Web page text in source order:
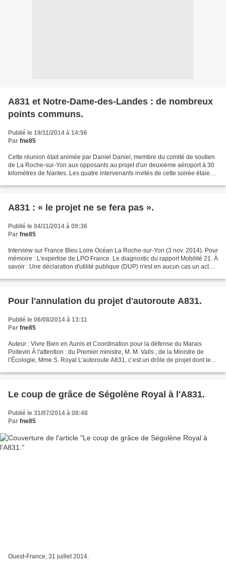
A831 et Notre-Dame-des-Landes : de nombreux
points communs.
Publié le 19/11/2014 à 14:56
Par fne85
Cette réunion était animée par Daniel Daniel, membre du comité de soutien
de La Roche-sur-Yon aux opposants au projet d'un deuxième aéroport à 30
kilomètres de Nantes. Les quatre intervenants invités de cette soirée étaient
A831 : « le projet ne se fera pas ».
Publié le 04/11/2014 à 09:36
Par fne85
Interview sur France Bleu Loire Océan La Roche-sur-Yon (3 nov. 2014). Pour
mémoire : L'expertise de LPO France. Le diagnostic du rapport Mobilité 21. À
savoir : Une déclaration d'utilité publique (DUP) n'est en aucun cas un acte
Pour l'annulation du projet d'autoroute A831.
Publié le 06/08/2014 à 13:11
Par fne85
Auteur : Vivre Bien en Aunis et Coordination pour la défense du Marais
Poitevin À l'attention : du Premier ministre, M. M. Valls ; de la Ministre de
l’Écologie, Mme S. Royal L’autoroute A831, c’est un drôle de projet dont le
Le coup de grâce de Ségolène Royal à l'A831.
Publié le 31/07/2014 à 08:48
Par fne85
Ouest-France, 31 juillet 2014.